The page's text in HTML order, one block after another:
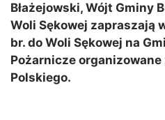
Błażejowski, Wójt Gminy
Woli Sękowej zapraszają
br. do Woli Sękowej na
Pożarnicze
Polskiego.